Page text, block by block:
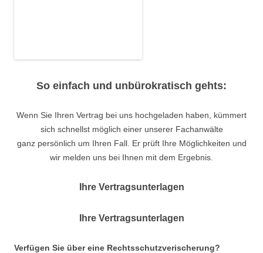
So einfach und unbürokratisch gehts:
Wenn Sie Ihren Vertrag bei uns hochgeladen haben, kümmert
sich schnellst möglich einer unserer Fachanwälte
ganz persönlich um Ihren Fall. Er prüft Ihre Möglichkeiten und
wir melden uns bei Ihnen mit dem Ergebnis.
Ihre Vertragsunterlagen
Ihre Vertragsunterlagen
Verfügen Sie über eine Rechtsschutzverischerung?